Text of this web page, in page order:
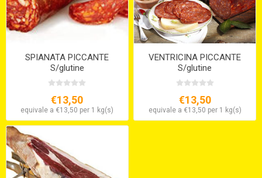
SPIANATA PICCANTE
S/glutine
€13,50
equivale a €13,50 per 1 kg(s)
VENTRICINA PICCANTE
S/glutine
€13,50
equivale a €13,50 per 1 kg(s)